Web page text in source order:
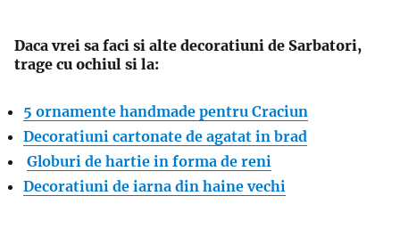
Daca vrei sa faci si alte decoratiuni de Sarbatori,
trage cu ochiul si la:
5 ornamente handmade pentru Craciun
Decoratiuni cartonate de agatat in brad
Globuri de hartie in forma de reni
Decoratiuni de iarna din haine vechi